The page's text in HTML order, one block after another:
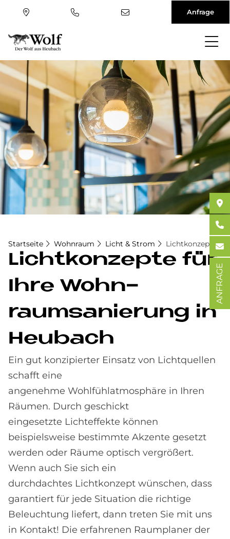
Direkt
zum
Inhalt
Anfrage
Startseite Wohnraum Licht & Strom Lichtkonzepte
Licht­kon­zep­te für
Ihre Wohn­
raumsa­nie­rung in
Heu­bach
Ein gut konzipierter Einsatz von Lichtquellen
schafft eine
angenehme Wohlfühlatmosphäre in Ihren
Räumen. Durch geschickt
eingesetzte Lichteffekte können
beispielsweise bestimmte Akzente gesetzt
werden oder Räume optisch vergrößert.
Wenn auch Sie sich ein
durchdachtes Lichtkonzept wünschen, dass
garantiert für jede Situation die richtige
Beleuchtung liefert, dann treten Sie mit uns
in Kontakt! Die erfahrenen Raumplaner der
ANFRAGE